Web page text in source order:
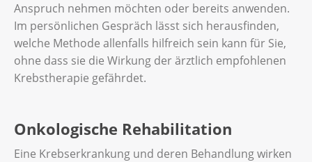
Anspruch nehmen möchten oder bereits anwenden.
Im persönlichen Gespräch lässt sich herausfinden,
welche Methode allenfalls hilfreich sein kann für Sie,
ohne dass sie die Wirkung der ärztlich empfohlenen
Krebstherapie gefährdet.
Onkologische Rehabilitation
Eine Krebserkrankung und deren Behandlung wirken